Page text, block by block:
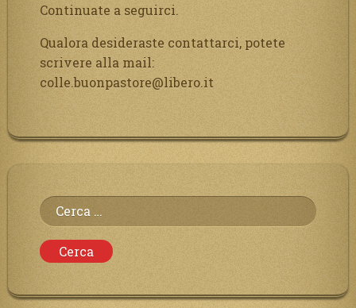
Continuate a seguirci.
Qualora desideraste contattarci, potete
scrivere alla mail:
colle.buonpastore@libero.it
Ricerca
per: